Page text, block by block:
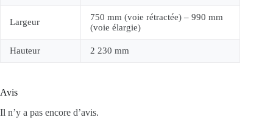
Largeur
750 mm (voie rétractée) – 990 mm
(voie élargie)
Hauteur 2 230 mm
Avis
Il n’y a pas encore d’avis.